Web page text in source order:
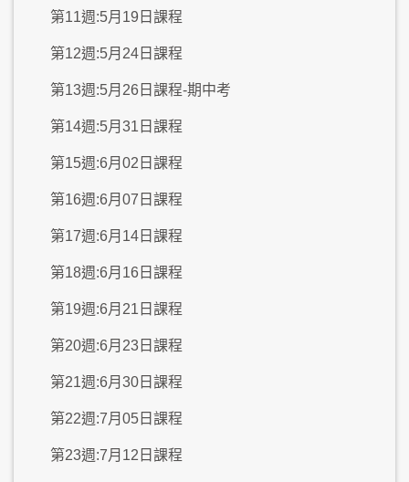
第11週:5月19日課程
第12週:5月24日課程
第13週:5月26日課程-期中考
第14週:5月31日課程
第15週:6月02日課程
第16週:6月07日課程
第17週:6月14日課程
第18週:6月16日課程
第19週:6月21日課程
第20週:6月23日課程
第21週:6月30日課程
第22週:7月05日課程
第23週:7月12日課程